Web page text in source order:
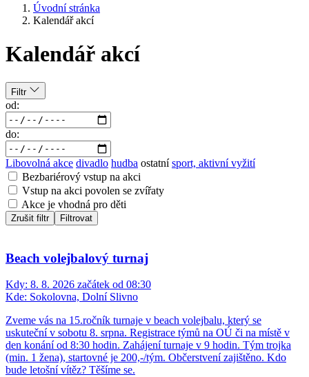
Úvodní stránka
Kalendář akcí
Kalendář akcí
Filtr
od:
do:
Libovolná akce divadlo hudba ostatní sport, aktivní vyžití
Bezbariérový vstup na akci
Vstup na akci povolen se zvířaty
Akce je vhodná pro děti
Zrušit filtr Filtrovat
Beach volejbalový turnaj
Kdy: 8. 8. 2026 začátek od 08:30
Kde: Sokolovna, Dolní Slivno
Zveme vás na 15.ročník turnaje v beach volejbalu, který se
uskuteční v sobotu 8. srpna. Registrace týmů na OÚ či na místě v
den konání od 8:30 hodin. Zahájení turnaje v 9 hodin. Tým trojka
(min. 1 žena), startovné je 200,-/tým. Občerstvení zajištěno. Kdo
bude letošní vítěz? Těšíme se.